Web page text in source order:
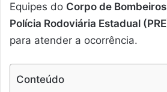
Equipes do Corpo de Bombeiros
Polícia Rodoviária Estadual
para atender a ocorrência.
Conteúdo